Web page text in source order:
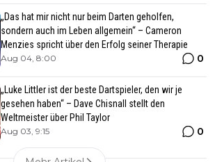
„Das hat mir nicht nur beim Darten geholfen,
sondern auch im Leben allgemein“ – Cameron
Menzies spricht über den Erfolg seiner Therapie
Aug 04, 8:00 0
„Luke Littler ist der beste Dartspieler, den wir je
gesehen haben“ – Dave Chisnall stellt den
Weltmeister über Phil Taylor
Aug 03, 9:15 0